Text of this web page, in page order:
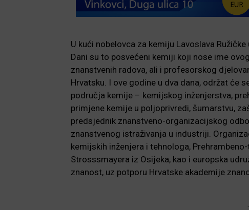
U kući nobelovca za kemiju Lavoslava
Dani su to posvećeni kemiji koji nose ime
znanstvenih radova, ali i profesorskog
Hrvatsku. I ove godine u dva dana, održat će
područja kemije – kemijskog inženjerstva,
primjene kemije u poljoprivredi, šumarstvu,
predsjednik znanstveno-organizacijskog
znanstvenog istraživanja u industriji.
kemijskih inženjera i tehnologa,
Strosssmayera iz Osijeka, kao i europska
znanost, uz potporu Hrvatske akademije